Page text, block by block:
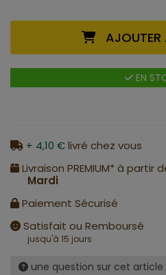
AJOUTER
EN
+ 4,10 €livré chez vous
Livraison PREMIUM* à partir
Mardi
Paiement Sécurisé
Satisfait ou Remboursé
jusqu'à 15 jours
une question sur cet article